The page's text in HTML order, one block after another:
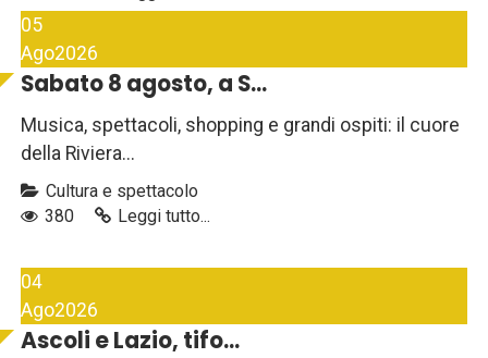
05
Ago2026
Sabato 8 agosto, a S...
Musica, spettacoli, shopping e grandi ospiti: il cuore
della Riviera...
Cultura e spettacolo
380
Leggi tutto...
04
Ago2026
Ascoli e Lazio, tifo...